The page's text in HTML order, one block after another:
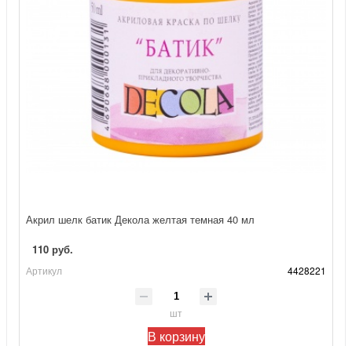
Акрил шелк батик Декола желтая темная 40 мл
110 руб.
Артикул 4428221
шт
В корзину